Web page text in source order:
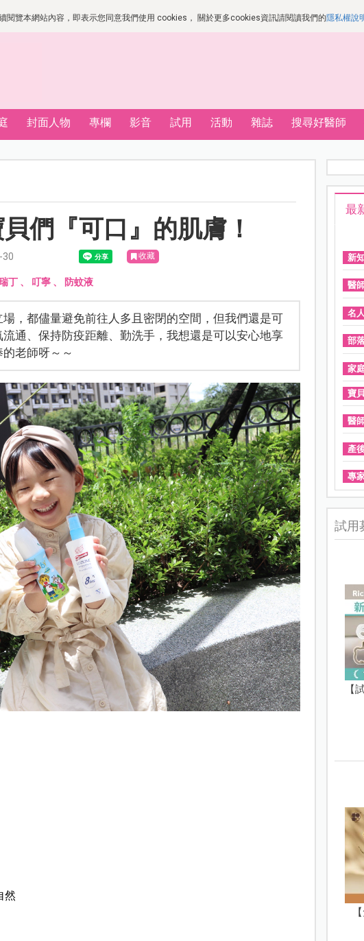
覽本網站內容，即表示您同意我們使用 cookies， 關於更多cookies資訊請閱讀我們的隱私權說
封面人物 專欄 影音 試用 活動 雜誌 搜尋好醫師
們『可口』的肌膚！
30 收藏
丁、 叮寧、 防蚊液
，都儘量避免前往人多且密閉的空間，但我們還是可
通、保持防疫距離、勤洗手，我想還是可以安心地享
老師呀～～
然
最
新
醫
名
部
家
寶
醫
產
專
試用
【